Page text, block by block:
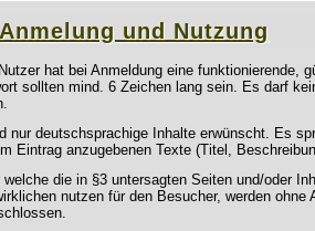
und Nutzung
hat bei Anmeldung eine funktionierende,
sollten mind. 6 Zeichen lang sein. Es darf
nur deutschsprachige Inhalte erwünscht. Es
Eintrag anzugebenen Texte (Titel,
welche die in §3 untersagten Seiten und/oder
nutzen für den Besucher, werden